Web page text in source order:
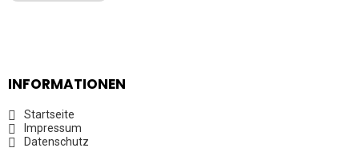
INFORMATIONEN
Startseite
Impressum
Datenschutz